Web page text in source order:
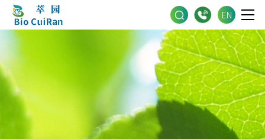
EN